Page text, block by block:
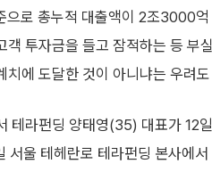
으로 총누적 대출액이 2조3000
객 투자금을 들고 잠적하는 등 부
치에 도달한 것이 아니냐는 우려
테라펀딩 양태영(35) 대표가 12
서울 테헤란로 테라펀딩 본사에